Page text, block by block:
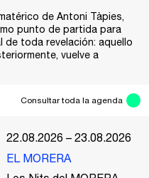
de Antoni Tàpies,
punto de partida para
de toda revelación: aquello
vuelve a
Consultar toda la agenda
22.08.2026 – 23.08.2026
EL MORERA